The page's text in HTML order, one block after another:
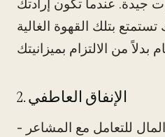
جيدة. عندما تكون إرادتك
بتلك القهوة الغالية
2. الإنفاق العاطفي
للتعامل مع المشاعر -